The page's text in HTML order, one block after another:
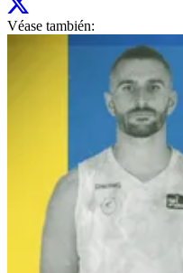
Véase también: